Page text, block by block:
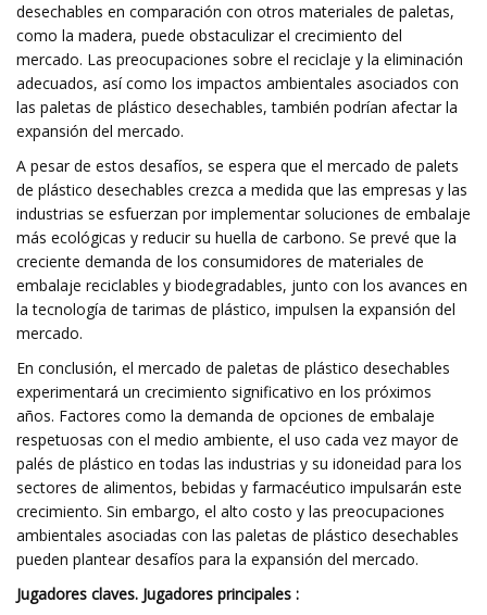
desechables en comparación con otros materiales de paletas,
como la madera, puede obstaculizar el crecimiento del
mercado. Las preocupaciones sobre el reciclaje y la eliminación
adecuados, así como los impactos ambientales asociados con
las paletas de plástico desechables, también podrían afectar la
expansión del mercado.
A pesar de estos desafíos, se espera que el mercado de palets
de plástico desechables crezca a medida que las empresas y las
industrias se esfuerzan por implementar soluciones de embalaje
más ecológicas y reducir su huella de carbono. Se prevé que la
creciente demanda de los consumidores de materiales de
embalaje reciclables y biodegradables, junto con los avances en
la tecnología de tarimas de plástico, impulsen la expansión del
mercado.
En conclusión, el mercado de paletas de plástico desechables
experimentará un crecimiento significativo en los próximos
años. Factores como la demanda de opciones de embalaje
respetuosas con el medio ambiente, el uso cada vez mayor de
palés de plástico en todas las industrias y su idoneidad para los
sectores de alimentos, bebidas y farmacéutico impulsarán este
crecimiento. Sin embargo, el alto costo y las preocupaciones
ambientales asociadas con las paletas de plástico desechables
pueden plantear desafíos para la expansión del mercado.
Jugadores claves. Jugadores principales :